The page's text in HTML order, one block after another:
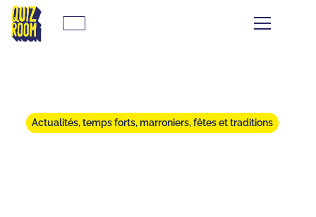
Actualités, temps forts, marroniers, fêtes et traditions